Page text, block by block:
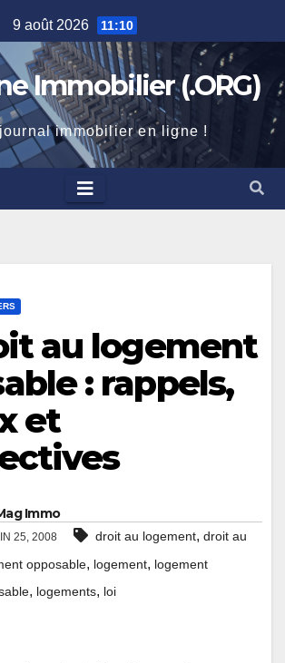
9 août 2026 11:10
Immobilier (.ORG)
immobilier en ligne !
au logement
: rappels,
et
Immo
25, 2008 droit au logement, droit au
opposable, logement, logement
, logements, loi